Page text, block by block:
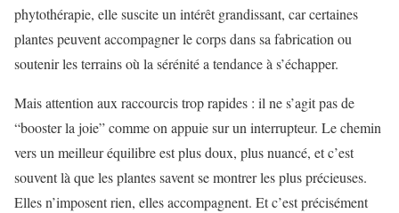
phytothérapie, elle suscite un intérêt grandissant, car certaines
plantes peuvent accompagner le corps dans sa fabrication ou
soutenir les terrains où la sérénité a tendance à s’échapper.
Mais attention aux raccourcis trop rapides : il ne s’agit pas de
“booster la joie” comme on appuie sur un interrupteur. Le chemin
vers un meilleur équilibre est plus doux, plus nuancé, et c’est
souvent là que les plantes savent se montrer les plus précieuses.
Elles n’imposent rien, elles accompagnent. Et c’est précisément